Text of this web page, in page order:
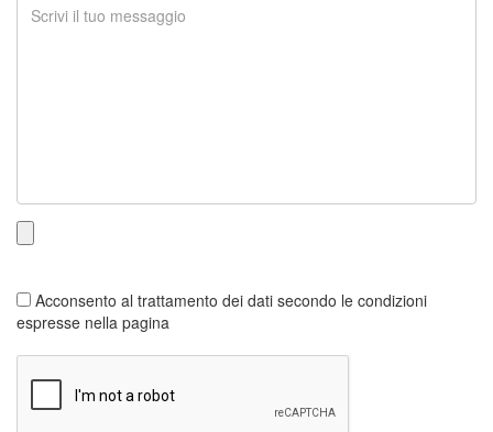
Acconsento al trattamento dei dati secondo le condizioni
espresse nella pagina